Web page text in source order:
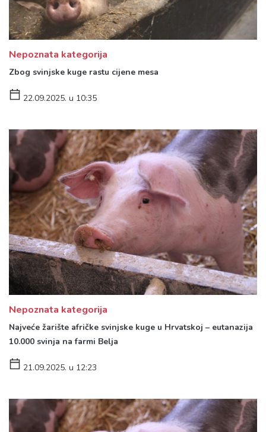
Nepoznata kategorija
Zbog svinjske kuge rastu cijene mesa
22.09.2025. u 10:35
Nepoznata kategorija
Najveće žarište afričke svinjske kuge u Hrvatskoj – eutanazija
10.000 svinja na farmi Belja
21.09.2025. u 12:23